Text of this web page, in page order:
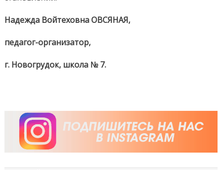
Надежда Войтеховна ОВСЯНАЯ,
педагог-организатор,
г. Новогрудок, школа № 7.